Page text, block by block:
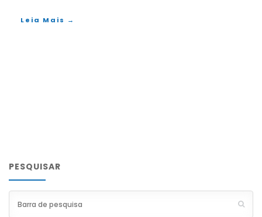
Leia Mais →
PESQUISAR